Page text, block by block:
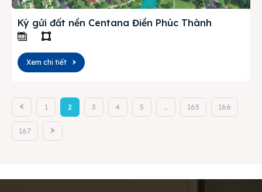
Ký gửi đất nền Centana Điền Phúc Thành
Xem chi tiết
1 2 3 4 5 … 165 166
167